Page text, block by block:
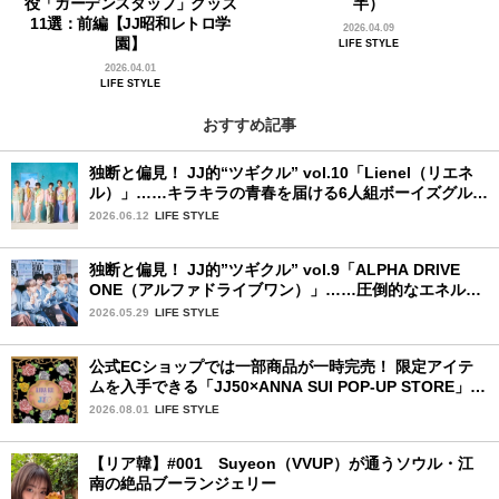
11選：前編【JJ昭和レトロ学
園】
2026.04.01
LIFE STYLE
2026.04.09
LIFE STYLE
おすすめ記事
独断と偏見！ JJ的“ツギクル” vol.10「Lienel（リエネ
ル）」……キラキラの青春を届ける6人組ボーイズグルー
プ
2026.06.12 LIFE STYLE
独断と偏見！ JJ的”ツギクル” vol.9「ALPHA DRIVE
ONE（アルファドライブワン）」……圧倒的なエネルギ
ーで時代を駆け抜ける新世代
2026.05.29 LIFE STYLE
公式ECショップでは一部商品が一時完売！ 限定アイテ
ムを入手できる「JJ50×ANNA SUI POP-UP STORE」が
広島で開催決定
2026.08.01 LIFE STYLE
【リア韓】#001 Suyeon（VVUP）が通うソウル・江
南の絶品ブーランジェリー